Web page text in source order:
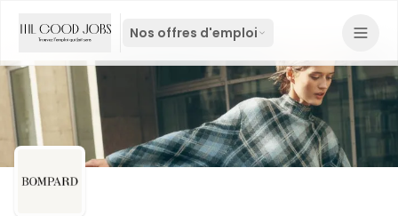
Nos offres d'emploi